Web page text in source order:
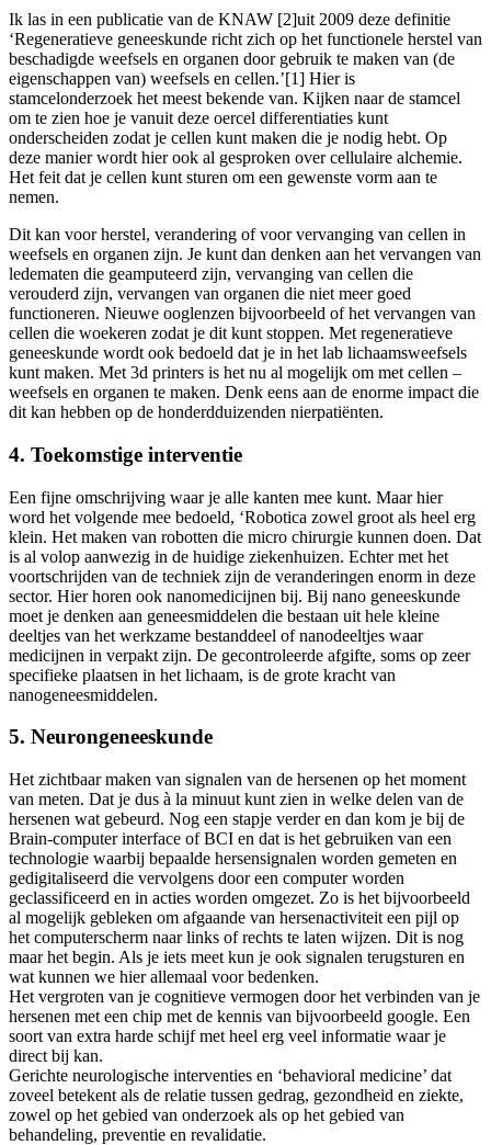
Ik las in een publicatie van de KNAW [2]uit 2009 deze definitie
‘Regeneratieve geneeskunde richt zich op het functionele herstel van
beschadigde weefsels en organen door gebruik te maken van (de
eigenschappen van) weefsels en cellen.’[1] Hier is
stamcelonderzoek het meest bekende van. Kijken naar de stamcel
om te zien hoe je vanuit deze oercel differentiaties kunt
onderscheiden zodat je cellen kunt maken die je nodig hebt. Op
deze manier wordt hier ook al gesproken over cellulaire alchemie.
Het feit dat je cellen kunt sturen om een gewenste vorm aan te
nemen.
Dit kan voor herstel, verandering of voor vervanging van cellen in
weefsels en organen zijn. Je kunt dan denken aan het vervangen van
ledematen die geamputeerd zijn, vervanging van cellen die
verouderd zijn, vervangen van organen die niet meer goed
functioneren. Nieuwe ooglenzen bijvoorbeeld of het vervangen van
cellen die woekeren zodat je dit kunt stoppen. Met regeneratieve
geneeskunde wordt ook bedoeld dat je in het lab lichaamsweefsels
kunt maken. Met 3d printers is het nu al mogelijk om met cellen –
weefsels en organen te maken. Denk eens aan de enorme impact die
dit kan hebben op de honderdduizenden nierpatiënten.
4. Toekomstige interventie
Een fijne omschrijving waar je alle kanten mee kunt. Maar hier
word het volgende mee bedoeld, ‘Robotica zowel groot als heel erg
klein. Het maken van robotten die micro chirurgie kunnen doen. Dat
is al volop aanwezig in de huidige ziekenhuizen. Echter met het
voortschrijden van de techniek zijn de veranderingen enorm in deze
sector. Hier horen ook nanomedicijnen bij. Bij nano geneeskunde
moet je denken aan geneesmiddelen die bestaan uit hele kleine
deeltjes van het werkzame bestanddeel of nanodeeltjes waar
medicijnen in verpakt zijn. De gecontroleerde afgifte, soms op zeer
specifieke plaatsen in het lichaam, is de grote kracht van
nanogeneesmiddelen.
5. Neurongeneeskunde
Het zichtbaar maken van signalen van de hersenen op het moment
van meten. Dat je dus à la minuut kunt zien in welke delen van de
hersenen wat gebeurd. Nog een stapje verder en dan kom je bij de
Brain-computer interface of BCI en dat is het gebruiken van een
technologie waarbij bepaalde hersensignalen worden gemeten en
gedigitaliseerd die vervolgens door een computer worden
geclassificeerd en in acties worden omgezet. Zo is het bijvoorbeeld
al mogelijk gebleken om afgaande van hersenactiviteit een pijl op
het computerscherm naar links of rechts te laten wijzen. Dit is nog
maar het begin. Als je iets meet kun je ook signalen terugsturen en
wat kunnen we hier allemaal voor bedenken.
Het vergroten van je cognitieve vermogen door het verbinden van je
hersenen met een chip met de kennis van bijvoorbeeld google. Een
soort van extra harde schijf met heel erg veel informatie waar je
direct bij kan.
Gerichte neurologische interventies en ‘behavioral medicine’ dat
zoveel betekent als de relatie tussen gedrag, gezondheid en ziekte,
zowel op het gebied van onderzoek als op het gebied van
behandeling, preventie en revalidatie.